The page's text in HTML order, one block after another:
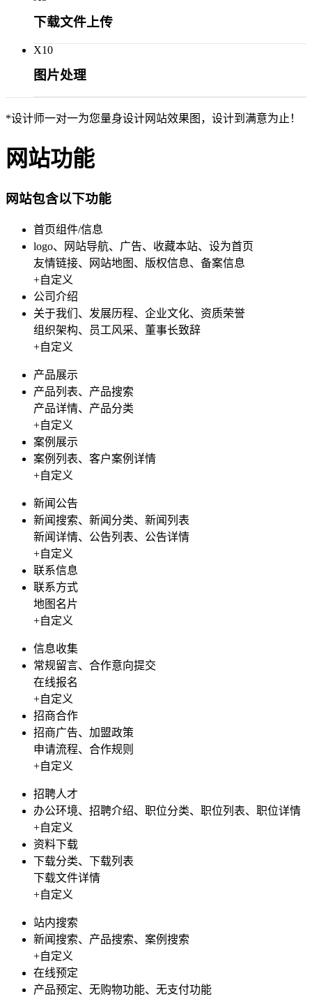
下载文件上传
X10
图片处理
*设计师一对一为您量身设计网站效果图，设计到满意为止！
网站功能
网站包含以下功能
首页组件/信息
logo、网站导航、广告、收藏本站、设为首页
友情链接、网站地图、版权信息、备案信息
+自定义
公司介绍
关于我们、发展历程、企业文化、资质荣誉
组织架构、员工风采、董事长致辞
+自定义
产品展示
产品列表、产品搜索
产品详情、产品分类
+自定义
案例展示
案例列表、客户案例详情
+自定义
新闻公告
新闻搜索、新闻分类、新闻列表
新闻详情、公告列表、公告详情
+自定义
联系信息
联系方式
地图名片
+自定义
信息收集
常规留言、合作意向提交
在线报名
+自定义
招商合作
招商广告、加盟政策
申请流程、合作规则
+自定义
招聘人才
办公环境、招聘介绍、职位分类、职位列表、职位详情
+自定义
资料下载
下载分类、下载列表
下载文件详情
+自定义
站内搜索
新闻搜索、产品搜索、案例搜索
+自定义
在线预定
产品预定、无购物功能、无支付功能